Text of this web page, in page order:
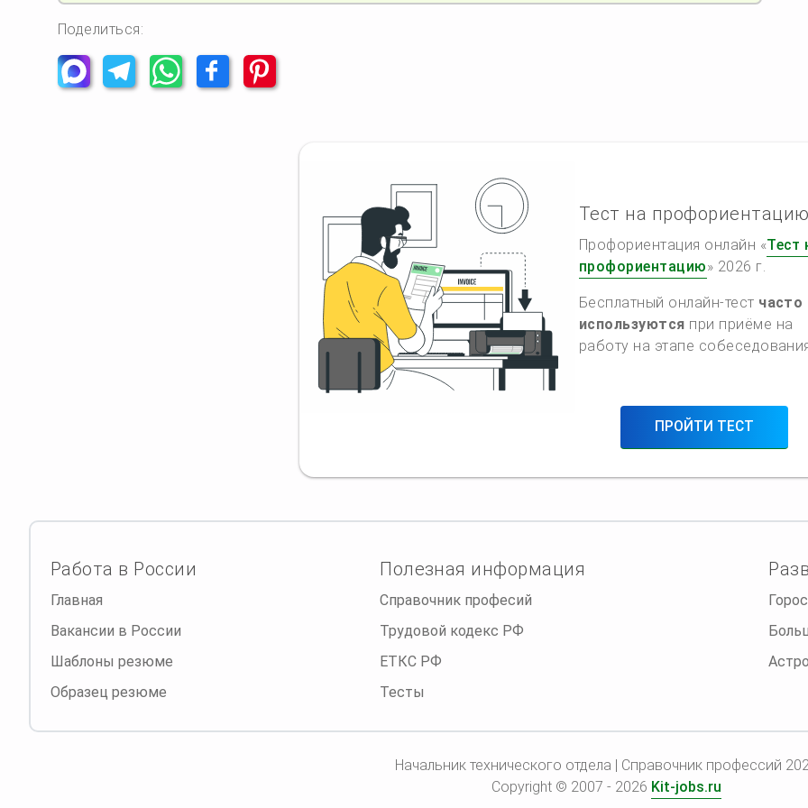
Поделиться:
Тест на профориентацию
Профориентация онлайн «Тест
профориентацию» 2026 г.
Бесплатный онлайн-тест часто
используются при приёме на
работу на этапе
ПРОЙТИ ТЕСТ
Работа в России
Главная
Вакансии в России
Шаблоны резюме
Образец резюме
Полезная информация
Справочник професий
Трудовой кодекс РФ
ЕТКС РФ
Тесты
Начальник технического отдела | Справочник профессий
Copyright © 2007 - 2026 Kit-jobs.ru